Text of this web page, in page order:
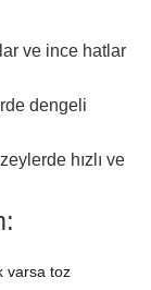
ve ince hatlar
dengeli
hızlı ve
varsa toz